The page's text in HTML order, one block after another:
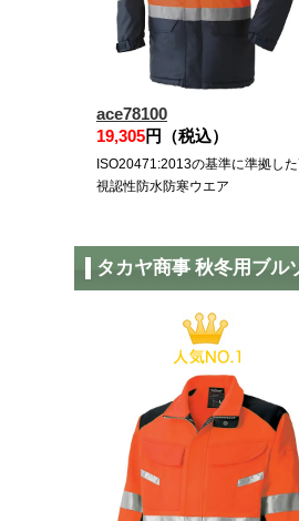
ace78100
19,305円（税込）
ISO20471:2013の基準に準拠し
視認性防水防寒ウエア
タカヤ商事 秋冬用ブル